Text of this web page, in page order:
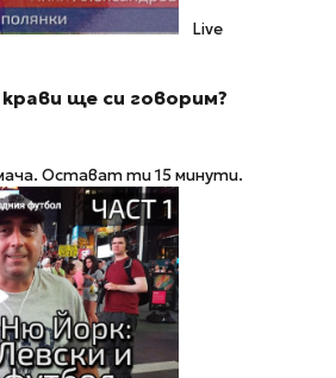
Live
ще си говорим?
мача. Остават ти 15 минути.